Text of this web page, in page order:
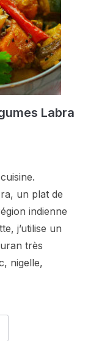
Labra
un plat de
indienne
j’utilise un
très
nigelle,